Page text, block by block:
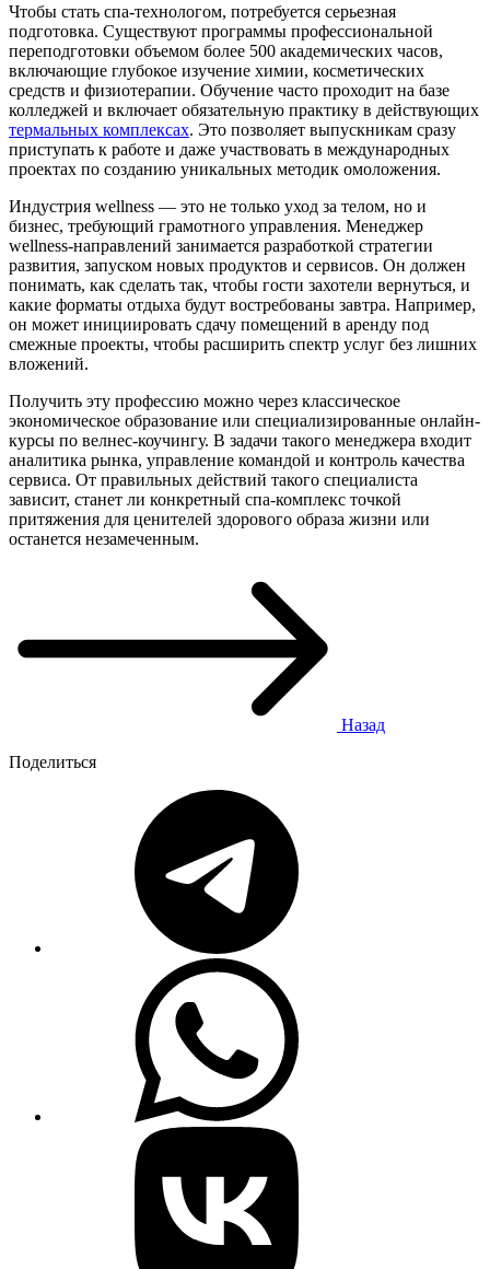
Чтобы стать спа-технологом, потребуется серьезная
подготовка. Существуют программы профессиональной
переподготовки объемом более 500 академических часов,
включающие глубокое изучение химии, косметических
средств и физиотерапии. Обучение часто проходит на базе
колледжей и включает обязательную практику в действующих
термальных комплексах. Это позволяет выпускникам сразу
приступать к работе и даже участвовать в международных
проектах по созданию уникальных методик омоложения.
Индустрия wellness — это не только уход за телом, но и
бизнес, требующий грамотного управления. Менеджер
wellness-направлений занимается разработкой стратегии
развития, запуском новых продуктов и сервисов. Он должен
понимать, как сделать так, чтобы гости захотели вернуться, и
какие форматы отдыха будут востребованы завтра. Например,
он может инициировать сдачу помещений в аренду под
смежные проекты, чтобы расширить спектр услуг без лишних
вложений.
Получить эту профессию можно через классическое
экономическое образование или специализированные онлайн-
курсы по велнес-коучингу. В задачи такого менеджера входит
аналитика рынка, управление командой и контроль качества
сервиса. От правильных действий такого специалиста
зависит, станет ли конкретный спа-комплекс точкой
притяжения для ценителей здорового образа жизни или
останется незамеченным.
Назад
Поделиться